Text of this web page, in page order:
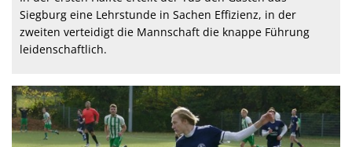
Siegburg eine Lehrstunde in Sachen Effizienz, in der
zweiten verteidigt die Mannschaft die knappe Führung
leidenschaftlich.